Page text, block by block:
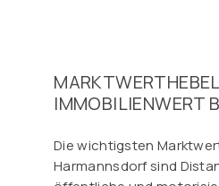
IMMOBILIENWERT
Die wichtigsten
Harmannsdorf sind